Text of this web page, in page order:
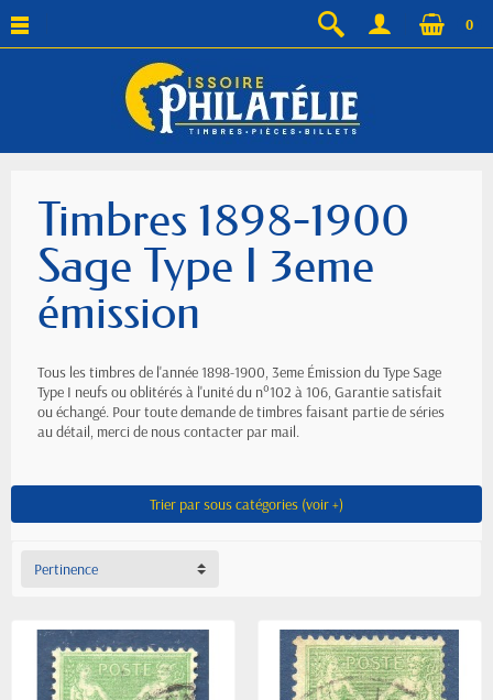
0
Timbres 1898-1900
Sage Type I 3eme
émission
Tous les timbres de l'année 1898-1900, 3eme Émission du Type Sage
Type I neufs ou oblitérés à l'unité du n°102 à 106, Garantie satisfait
ou échangé. Pour toute demande de timbres faisant partie de séries
au détail, merci de nous contacter par mail.
Trier par sous catégories (voir +)
Pertinence